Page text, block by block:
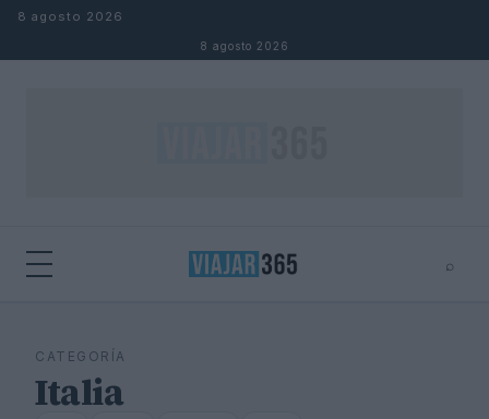
Saltar al contenido
8 agosto 2026
8 agosto 2026
⌕
CATEGORÍA
Italia